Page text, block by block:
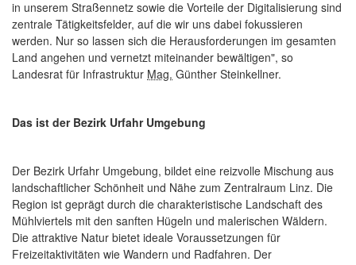
in unserem Straßennetz sowie die Vorteile der Digitalisierung sind
zentrale Tätigkeitsfelder, auf die wir uns dabei fokussieren
werden. Nur so lassen sich die Herausforderungen im gesamten
Land angehen und vernetzt miteinander bewältigen", so
Landesrat für Infrastruktur Mag. Günther Steinkellner.
Das ist der Bezirk Urfahr Umgebung
Der Bezirk Urfahr Umgebung, bildet eine reizvolle Mischung aus
landschaftlicher Schönheit und Nähe zum Zentralraum Linz. Die
Region ist geprägt durch die charakteristische Landschaft des
Mühlviertels mit den sanften Hügeln und malerischen Wäldern.
Die attraktive Natur bietet ideale Voraussetzungen für
Freizeitaktivitäten wie Wandern und Radfahren. Der